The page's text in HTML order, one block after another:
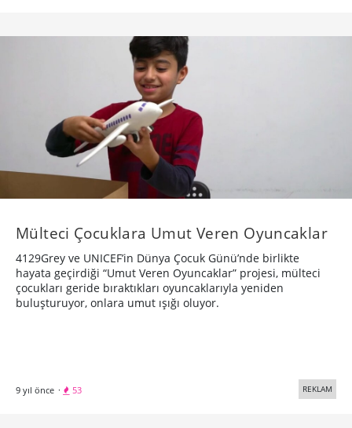
Mülteci Çocuklara Umut Veren Oyuncaklar
4129Grey ve UNICEF’in Dünya Çocuk Günü’nde birlikte
hayata geçirdiği “Umut Veren Oyuncaklar” projesi, mülteci
çocukları geride bıraktıkları oyuncaklarıyla yeniden
buluşturuyor, onlara umut ışığı oluyor.
9 yıl önce · 53 REKLAM